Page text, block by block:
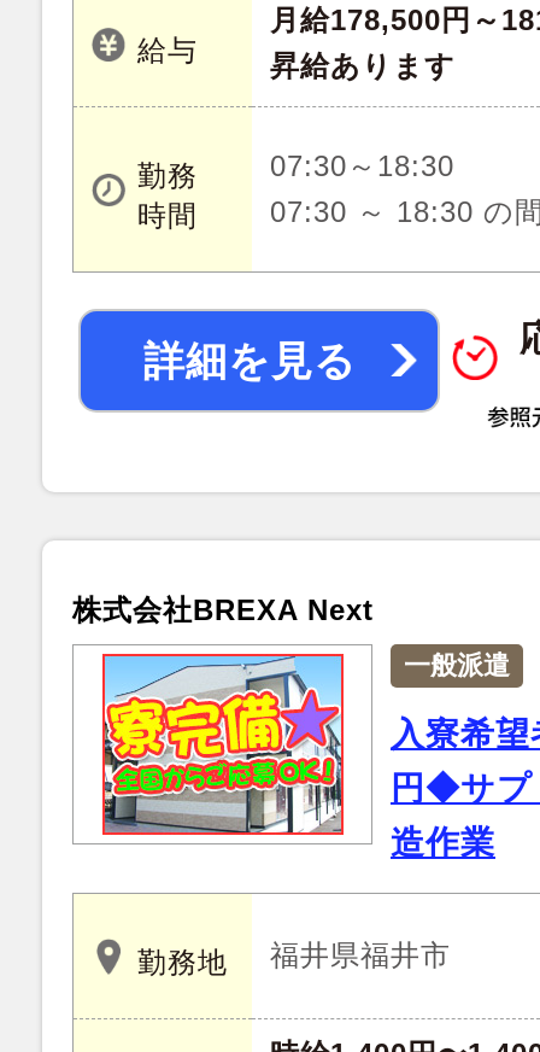
給与
月給178,500円～
昇給あります
勤務
時間
07:30～18:30
07:30 ～ 18:30 の
詳細を見る
株式会社BREXA Next
一般派遣
入寮希
円◆サプ
造作業
勤務地 福井県福井市